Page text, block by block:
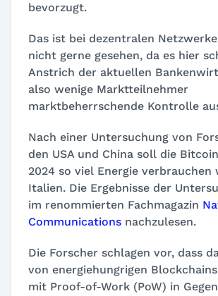
bevorzugt.
Das ist bei dezentralen
nicht gerne gesehen, da es hier
Anstrich der aktuellen
also wenige Marktteilnehmer
marktbeherrschende Kontrolle
Nach einer Untersuchung von
den USA und China soll die
2024 so viel Energie verbrauchen
Italien. Die Ergebnisse der
im renommierten Fachmagazin
Communications nachzulesen.
Die Forscher schlagen vor, dass
von energiehungrigen
mit Proof-of-Work (PoW) in